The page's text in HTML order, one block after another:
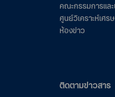
คณะกรรมการแล
ศูนย์วิเคราะห์เศร
ห้องข่าว
ติดตามข่าวสาร